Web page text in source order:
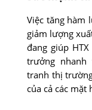
Việc tăng hàm
giảm lượng
đang giúp
trưởng
tranh thị
của cả các